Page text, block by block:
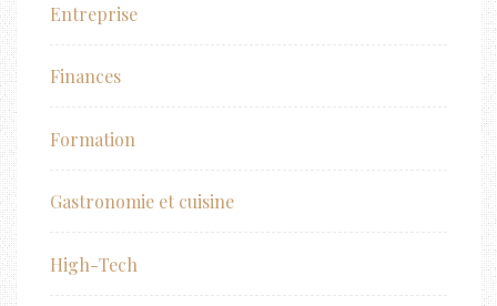
Entreprise
Finances
Formation
Gastronomie et cuisine
High-Tech